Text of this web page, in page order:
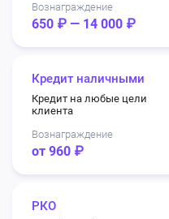
Вознаграждение
650 ₽ — 14 000 ₽
Кредит наличными
Кредит на любые цели
клиента
Вознаграждение
от 960 ₽
РКО